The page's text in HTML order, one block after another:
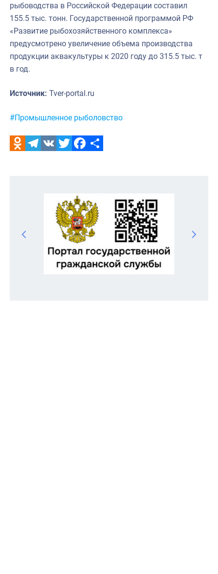
рыбоводства в Российской Федерации составил
155.5 тыс. тонн. Государственной программой РФ
«Развитие рыбохозяйственного комплекса»
предусмотрено увеличение объема производства
продукции аквакультуры к 2020 году до 315.5 тыс. т
в год.
Источник: Tver-portal.ru
Метки:
#Промышленное рыболовство